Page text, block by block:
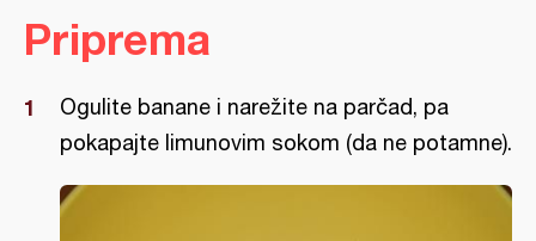
Priprema
Ogulite banane i narežite na parčad, pa
pokapajte limunovim sokom (da ne potamne).